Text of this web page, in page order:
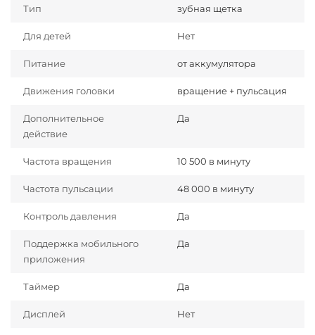
Тип зубная щетка
Для детей Нет
Питание от аккумулятора
Движения головки вращение + пульсация
Дополнительное
действие
Да
Частота вращения 10 500 в минуту
Частота пульсации 48 000 в минуту
Контроль давления Да
Поддержка мобильного
приложения
Да
Таймер Да
Дисплей Нет